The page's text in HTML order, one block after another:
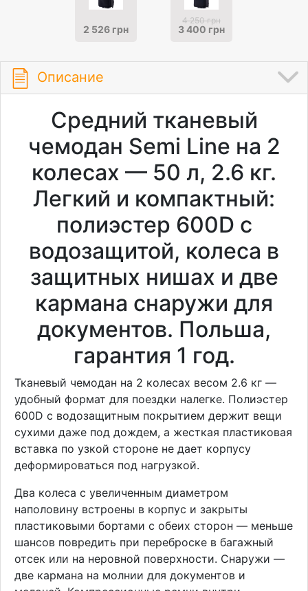
2 526 грн
4 250 грн
3 400 грн
Описание
Средний тканевый
чемодан Semi Line на 2
колесах — 50 л, 2.6 кг.
Легкий и компактный:
полиэстер 600D с
водозащитой, колеса в
защитных нишах и две
кармана снаружи для
документов. Польша,
гарантия 1 год.
Тканевый чемодан на 2 колесах весом 2.6 кг —
удобный формат для поездки налегке. Полиэстер
600D с водозащитным покрытием держит вещи
сухими даже под дождем, а жесткая пластиковая
вставка по узкой стороне не дает корпусу
деформироваться под нагрузкой.
Два колеса с увеличенным диаметром
наполовину встроены в корпус и закрыты
пластиковыми бортами с обеих сторон — меньше
шансов повредить при переброске в багажный
отсек или на неровной поверхности. Снаружи —
две кармана на молнии для документов и